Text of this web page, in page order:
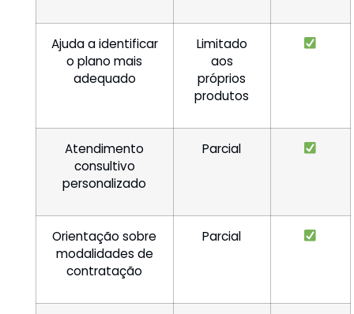
Ajuda a identificar
o plano mais
adequado
Limitado
aos
próprios
produtos
Atendimento
consultivo
personalizado
Parcial
Orientação sobre
modalidades de
contratação
Parcial